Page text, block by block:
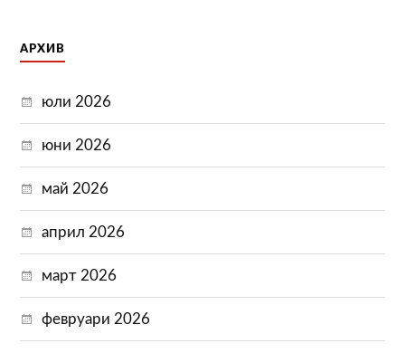
АРХИВ
юли 2026
юни 2026
май 2026
април 2026
март 2026
февруари 2026